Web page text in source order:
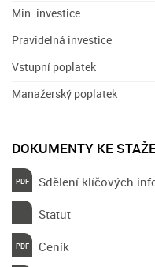
Min. investice
Pravidelná investice
Vstupní poplatek
Manažerský poplatek
DOKUMENTY KE
Sdělení klíčových
Statut
Ceník